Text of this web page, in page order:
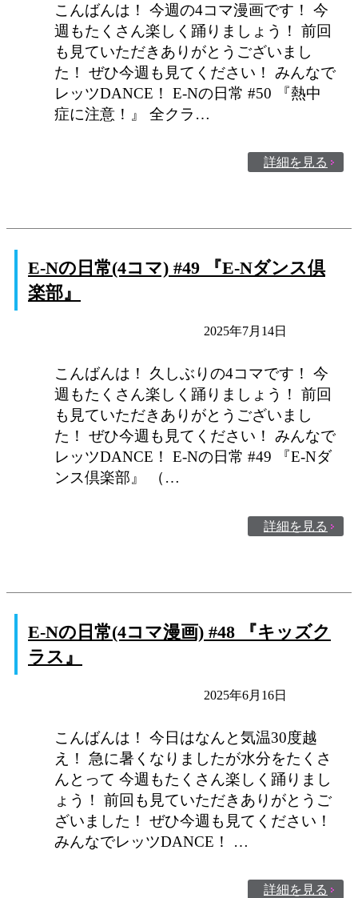
こんばんは！ 今週の4コマ漫画です！ 今
週もたくさん楽しく踊りましょう！ 前回
も見ていただきありがとうございまし
た！ ぜひ今週も見てください！ みんなで
レッツDANCE！ E-Nの日常 #50 『熱中
症に注意！』 全クラ…
詳細を見る
E-Nの日常(4コマ) #49 『E-Nダンス倶
楽部』
2025年7月14日
こんばんは！ 久しぶりの4コマです！ 今
週もたくさん楽しく踊りましょう！ 前回
も見ていただきありがとうございまし
た！ ぜひ今週も見てください！ みんなで
レッツDANCE！ E-Nの日常 #49 『E-Nダ
ンス倶楽部』 （…
詳細を見る
E-Nの日常(4コマ漫画) #48 『キッズク
ラス』
2025年6月16日
こんばんは！ 今日はなんと気温30度越
え！ 急に暑くなりましたが水分をたくさ
んとって 今週もたくさん楽しく踊りまし
ょう！ 前回も見ていただきありがとうご
ざいました！ ぜひ今週も見てください！
みんなでレッツDANCE！ …
詳細を見る